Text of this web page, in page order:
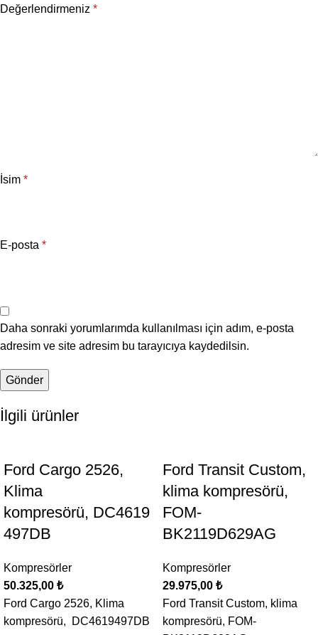
Değerlendirmeniz *
İsim *
E-posta *
Daha sonraki yorumlarımda kullanılması için adım, e-posta
adresim ve site adresim bu tarayıcıya kaydedilsin.
İlgili ürünler
Ford Cargo 2526,
Klima
kompresörü, DC4619
497DB
Kompresörler
50.325,00 ₺
Ford Cargo 2526, Klima
kompresörü, DC4619497DB
Ford Transit Custom,
klima kompresörü,
FOM-
BK2119D629AG
Kompresörler
29.975,00 ₺
Ford Transit Custom, klima
kompresörü, FOM-